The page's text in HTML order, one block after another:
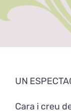
UN
Cara i creu